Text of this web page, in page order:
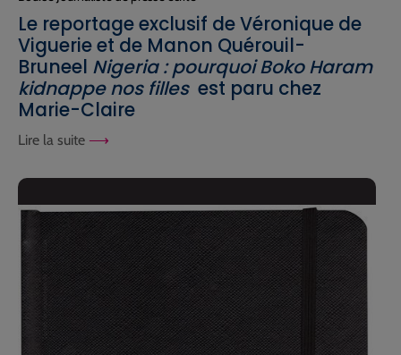
Le reportage exclusif de Véronique de
Viguerie et de Manon Quérouil-
Bruneel Nigeria : pourquoi Boko Haram
kidnappe nos fillesest paru chez
Marie-Claire
Lire la suite